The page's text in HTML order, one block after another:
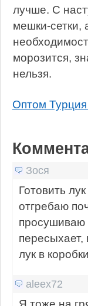
лучше. С
мешки-сетки,
морозится,
нельзя.
Оптом
Зося
Готовить
отгребаю
просушиваю
пересыхает,
лук в
aleex72